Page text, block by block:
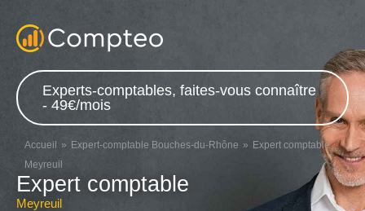
Experts-comptables, faites-vous connaître
- 49€/mois
Accueil Expert-comptable Bouches-du-Rhône
Expert comptable
Meyreuil
Expert comptable
Meyreuil